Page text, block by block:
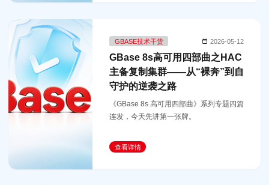
GBASE技术干货 2026-05-12
GBase 8s高可用四部曲之HAC
主备复制集群——从“裸奔”到自
守护的逆袭之路
《GBase 8s 高可用四部曲》系列专题四篇
连发，今天先讲第一张牌。
查看详情